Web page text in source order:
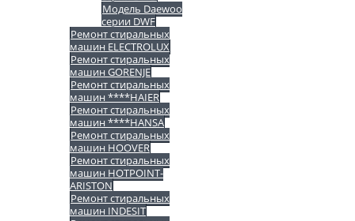
Модель Daewoo
серии DWF
Ремонт стиральных
машин ELECTROLUX
Ремонт стиральных
машин GORENJE
Ремонт стиральных
машин ****HAIER
Ремонт стиральных
машин ****HANSA
Ремонт стиральных
машин HOOVER
Ремонт стиральных
машин HOTPOINT-
ARISTON
Ремонт стиральных
машин INDESIT